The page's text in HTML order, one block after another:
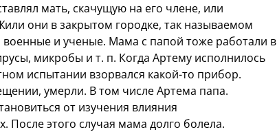
мать, скачущую на его члене, или
они в закрытом городке, так называемом
военные и ученые. Мама с папой тоже работали в
микробы и т. п. Когда Артему исполнилось
испытании взорвался какой-то прибор.
умерли. В том числе Артема папа.
от изучения влияния
После этого случая мама долго болела.